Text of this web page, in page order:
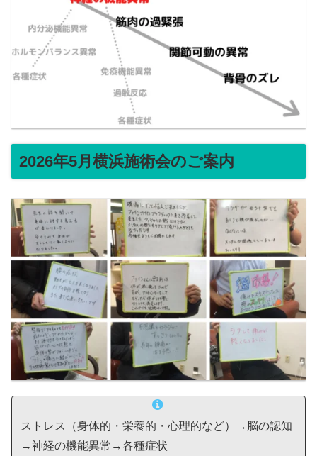
2026年5月横浜施術会のご案内
ストレス（身体的・栄養的・心理的など）→脳の認知
→神経の機能異常→各種症状